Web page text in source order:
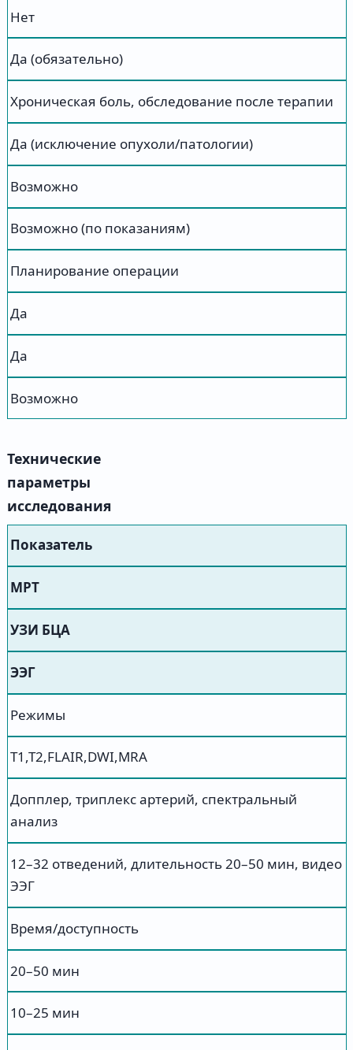
Нет
Да (обязательно)
Хроническая боль, обследование после терапии
Да (исключение опухоли/патологии)
Возможно
Возможно (по показаниям)
Планирование операции
Да
Да
Возможно
Технические
параметры
исследования
Показатель
МРТ
УЗИ БЦА
ЭЭГ
Режимы
T1,T2,FLAIR,DWI,MRA
Допплер, триплекс артерий, спектральный
анализ
12–32 отведений, длительность 20–50 мин, видео
ЭЭГ
Время/доступность
20–50 мин
10–25 мин